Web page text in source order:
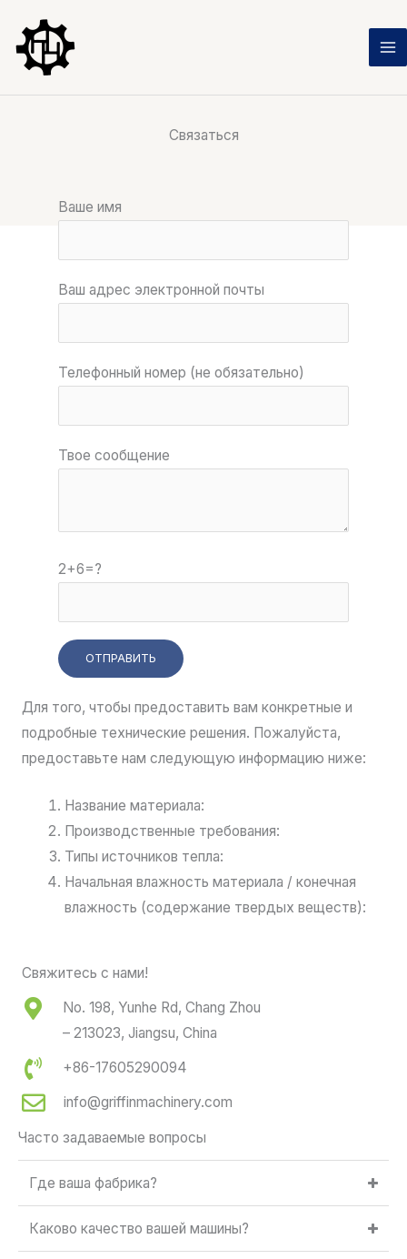
содержимому
Связаться
Ваше имя
Ваш адрес электронной почты
Телефонный номер (не обязательно)
Твое сообщение
2+6=?
Для того, чтобы предоставить вам конкретные и
подробные технические решения. Пожалуйста,
предоставьте нам следующую информацию ниже:
Название материала:
Производственные требования:
Типы источников тепла:
Начальная влажность материала / конечная
влажность (содержание твердых веществ):
Свяжитесь с нами!
No. 198, Yunhe Rd, Chang Zhou
– 213023, Jiangsu, China
+86-17605290094
info@griffinmachinery.com
Часто задаваемые вопросы
Где ваша фабрика?
Каково качество вашей машины?